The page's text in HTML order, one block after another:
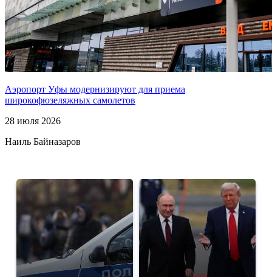
Аэропорт Уфы модернизируют для приема
широкофюзеляжных самолетов
28 июля 2026
Наиль Байназаров